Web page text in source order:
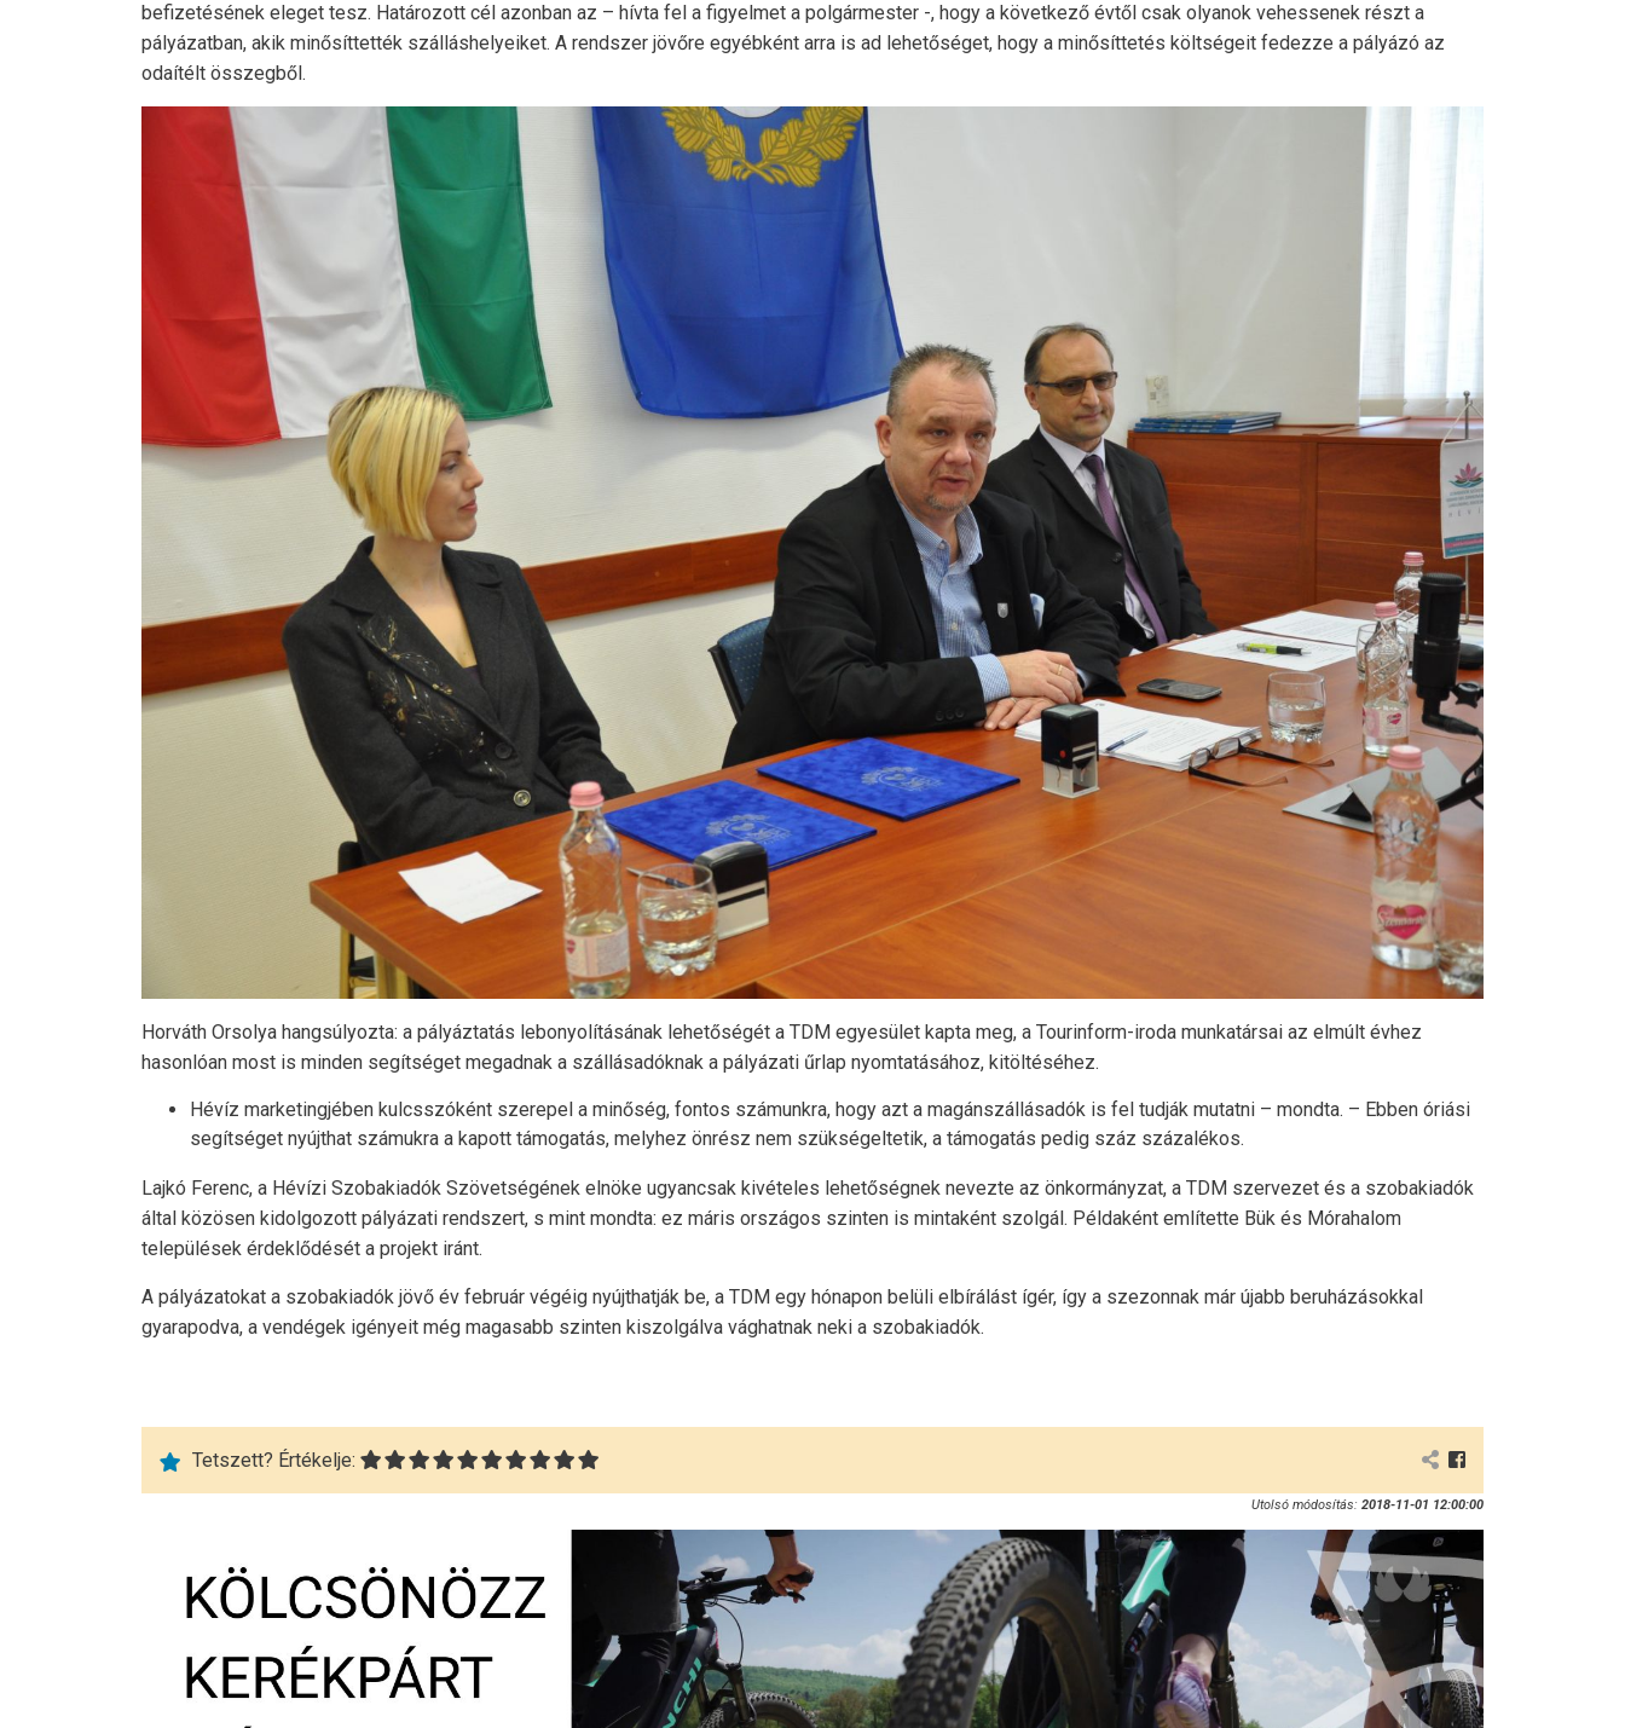
befizetésének eleget tesz. Határozott cél azonban az – hívta fel a figyelmet a polgármester -, hogy a következő évtől csak olyanok vehessenek részt a
pályázatban, akik minősíttették szálláshelyeiket. A rendszer jövőre egyébként arra is ad lehetőséget, hogy a minősíttetés költségeit fedezze a pályázó az
odaítélt összegből.
Horváth Orsolya hangsúlyozta: a pályáztatás lebonyolításának lehetőségét a TDM egyesület kapta meg, a Tourinform-iroda munkatársai az elmúlt évhez
hasonlóan most is minden segítséget megadnak a szállásadóknak a pályázati űrlap nyomtatásához, kitöltéséhez.
Hévíz marketingjében kulcsszóként szerepel a minőség, fontos számunkra, hogy azt a magánszállásadók is fel tudják mutatni – mondta. – Ebben óriási
segítséget nyújthat számukra a kapott támogatás, melyhez önrész nem szükségeltetik, a támogatás pedig száz százalékos.
Lajkó Ferenc, a Hévízi Szobakiadók Szövetségének elnöke ugyancsak kivételes lehetőségnek nevezte az önkormányzat, a TDM szervezet és a szobakiadók
által közösen kidolgozott pályázati rendszert, s mint mondta: ez máris országos szinten is mintaként szolgál. Példaként említette Bük és Mórahalom
települések érdeklődését a projekt iránt.
A pályázatokat a szobakiadók jövő év február végéig nyújthatják be, a TDM egy hónapon belüli elbírálást ígér, így a szezonnak már újabb beruházásokkal
gyarapodva, a vendégek igényeit még magasabb szinten kiszolgálva vághatnak neki a szobakiadók.
Tetszett? Értékelje:
Utolsó módosítás: 2018-11-01 12:00:00